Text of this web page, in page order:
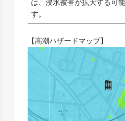
は、浸水被害が拡大する可
す。
【高潮ハザードマップ】